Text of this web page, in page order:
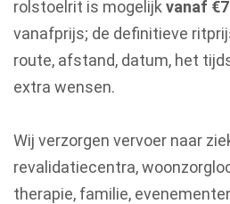
rolstoelrit is mogelijk vanaf
vanafprijs; de definitieve
route, afstand, datum, het
extra wensen.
Wij verzorgen vervoer naar
revalidatiecentra,
therapie, familie,